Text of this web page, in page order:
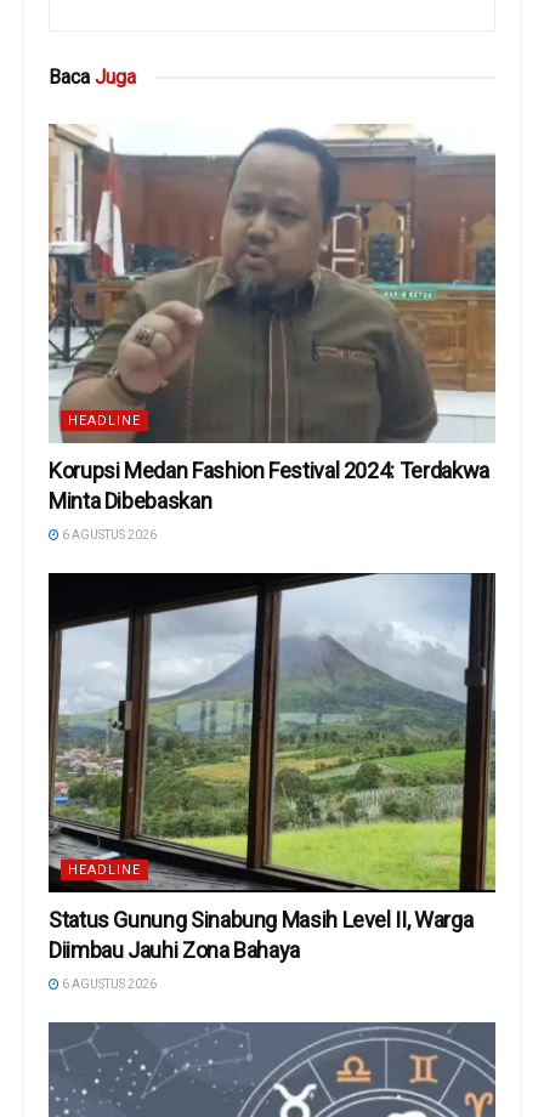
Baca Juga
HEADLINE
Korupsi Medan Fashion Festival 2024: Terdakwa
Minta Dibebaskan
6 AGUSTUS 2026
HEADLINE
Status Gunung Sinabung Masih Level II, Warga
Diimbau Jauhi Zona Bahaya
6 AGUSTUS 2026